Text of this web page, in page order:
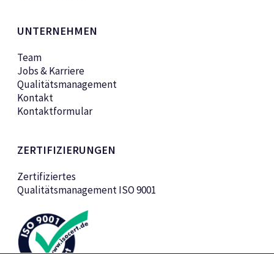
UNTERNEHMEN
Team
Jobs & Karriere
Qualitätsmanagement
Kontakt
Kontaktformular
ZERTIFIZIERUNGEN
Zertifiziertes
Qualitätsmanagement ISO 9001